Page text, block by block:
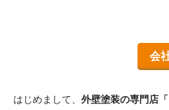
会
はじめまして、外壁塗装の専門店